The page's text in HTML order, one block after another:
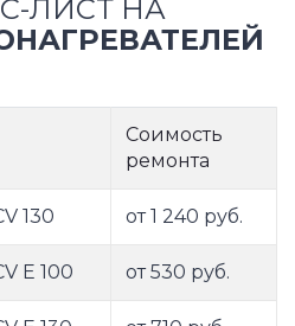
ЛИСТ НА
Соимость
ремонта
130 от 1 240 руб.
E 100 от 530 руб.